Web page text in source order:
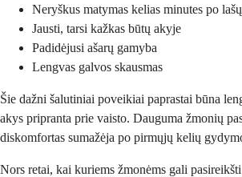
Neryškus matymas kelias minutes po
Jausti, tarsi kažkas būtų akyje
Padidėjusi ašarų gamyba
Lengvas galvos skausmas
Šie dažni šalutiniai poveikiai paprastai būna
akys pripranta prie vaisto. Dauguma žmonių
diskomfortas sumažėja po pirmųjų kelių
Nors retai, kai kuriems žmonėms gali